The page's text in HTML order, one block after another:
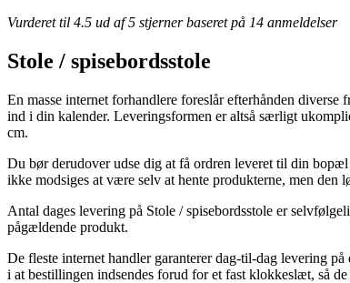
Vurderet til 4.5 ud af 5 stjerner baseret på 14 anmeldelser
Stole / spisebordsstole
En masse internet forhandlere foreslår efterhånden
ind i din kalender. Leveringsformen er altså særligt
cm.
Du bør derudover udse dig at få ordren leveret til din
ikke modsiges at være selv at hente produkterne, men
Antal dages levering på Stole / spisebordsstole er
pågældende produkt.
De fleste internet handler garanterer dag-til-dag levering
i at bestillingen indsendes forud for et fast klokkeslæt, så